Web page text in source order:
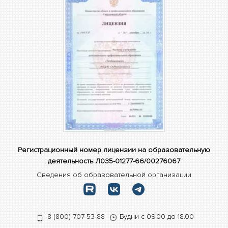
А при выборе дистанционного формата обучения, вы
можете начать курс в любой удобный момент.
Регистрационный номер лицензии на образовательную
деятельность Л035-01277-66/00276067
Сведения об образовательной организации
8 (800) 707-53-88 Будни с 09.00 до 18.00